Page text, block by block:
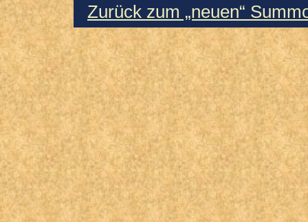
Zurück zum „neuen“